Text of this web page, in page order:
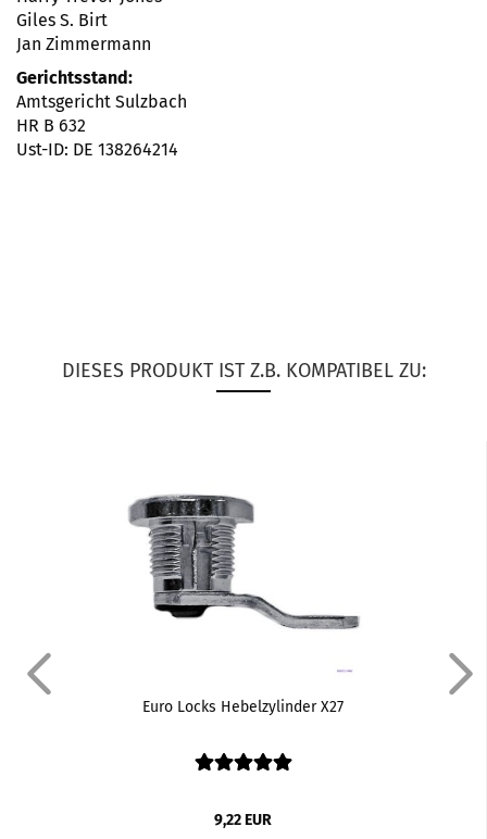
Giles S. Birt
Jan Zimmermann
Gerichtsstand:
Amtsgericht Sulzbach
HR B 632
Ust-ID: DE 138264214
DIESES PRODUKT IST Z.B. KOMPATIBEL ZU:
Euro Locks Hebelzylinder X27
9,22 EUR